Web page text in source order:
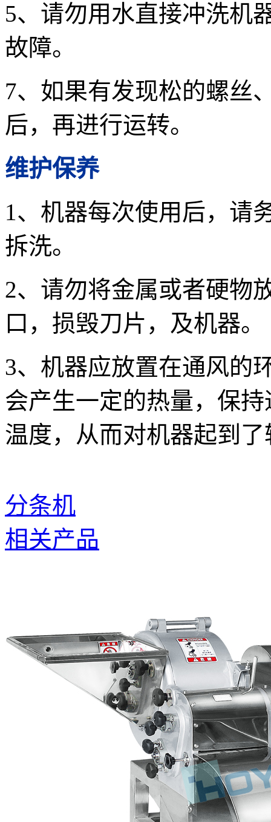
5、请勿用水直接冲洗机
故障。
7、如果有发现松的螺丝
后，再进行运转。
维护保养
1、机器每次使用后，请
拆洗。
2、请勿将金属或者硬物
口，损毁刀片，及机器。
3、机器应放置在通风的
会产生一定的热量，保
温度，从而对机器起到
分条机
相关产品